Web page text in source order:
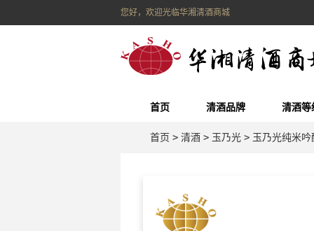
您好，欢迎光临华湘清酒商城
首页 清酒品牌 清酒等
首页 > 清酒 > 玉乃光 > 玉乃光纯米